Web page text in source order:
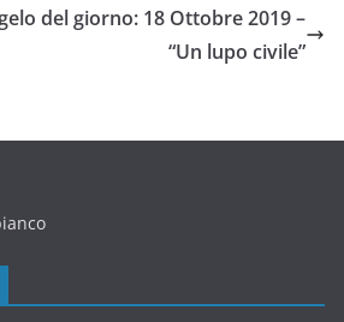
del giorno: 18 Ottobre 2019 –
“Un lupo civile”